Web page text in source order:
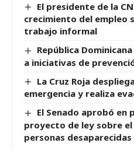
El presidente de la
crecimiento del empleo
trabajo informal
República
a iniciativas de
La Cruz Roja
emergencia y realiza
El Senado aprobó en
proyecto de ley sobre
personas desaparecidas